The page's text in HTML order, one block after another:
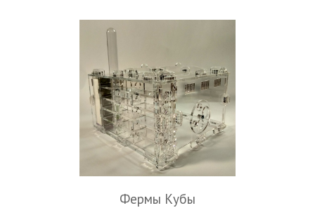
Фермы Кубы